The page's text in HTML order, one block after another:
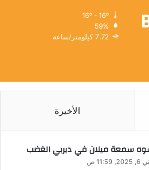
59%
7.72 كيلومتر/ساعة
الأخيرة
سمعة ميلان في ديربي الغضب
ص